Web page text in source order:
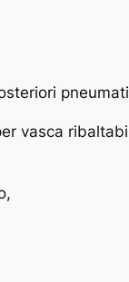
vasca